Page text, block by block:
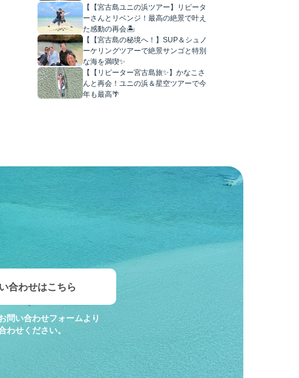
【【宮古島ユニの浜ツアー】リピータ
ーさんとリベンジ！最高の絶景で叶え
た感動の再会🏝️
【【宮古島の秘境へ！】SUP＆シュノ
ーケリングツアーで絶景サンゴと特別
な海を満喫✨
【【リピーター宮古島旅✨】かなこさ
んと再会！ユニの浜＆星空ツアーで今
年も最高🌴
合わせはこちら
問い合わせフォームより
わせください。